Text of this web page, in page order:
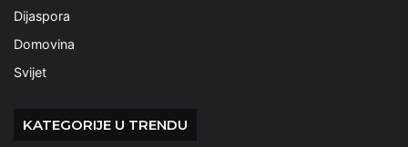
Dijaspora
Domovina
Svijet
KATEGORIJE U TRENDU